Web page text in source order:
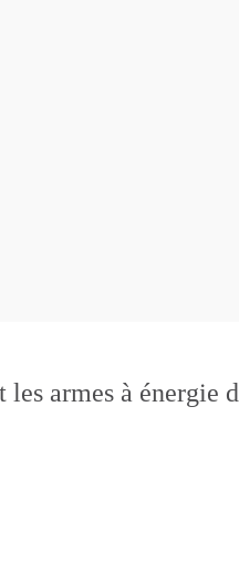
les armes à énergie